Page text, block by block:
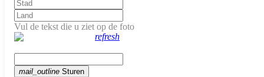
Vul de tekst die u ziet op de foto
refresh
mail_outline Sturen